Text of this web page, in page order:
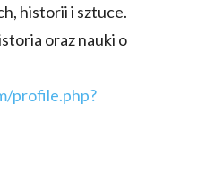
historii i sztuce.
oraz nauki o
profile.php?